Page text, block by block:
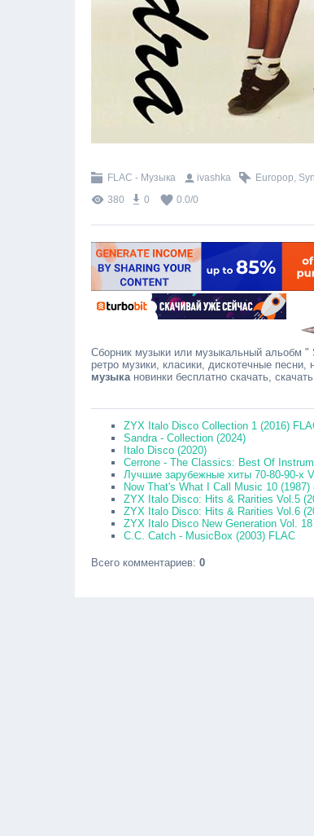
FLAC - Музыка ivashka Europop,
380
0 0.0/0
Сборник музыки или музыкальный альобм
ретро музики, класики, дискотечные
музыкановинки бесплатно скачать,
ZYX Italo Disco Collection 1 (2016)
Sandra - Collection (2024)
Italo Disco (2020)
Cerrone - The Classics: Best Of
Лучшие зарубежные хиты 70-80-90-х
Now That's What I Call Music 10
ZYX Italo Disco: Hits & Rarities Vol.5
ZYX Italo Disco: Hits & Rarities Vol.6
ZYX Italo Disco New Generation Vol.
C.C. Catch - MusicBox (2003) FLAC
Всего комментариев: 0